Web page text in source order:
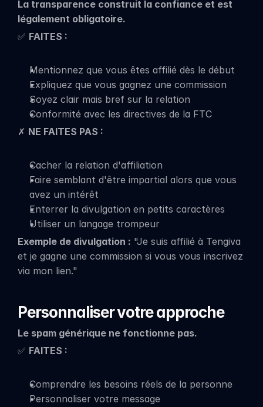
La transparence construit la confiance et est
légalement obligatoire.
✅ FAITES :
Mentionnez que vous êtes affilié dès le début
Expliquez que vous gagnez une commission
Soyez clair mais bref sur la relation
Conformité avec les directives de la FTC
✗ NE FAITES PAS :
Cacher la relation d'affiliation
Faire semblant d'être impartial alors que vous
avez un intérêt
Enterrer la divulgation en petits caractères
Utiliser un langage trompeur
Exemple de divulgation : "Je suis affilié à Tengiva
et je gagne une commission si vous vous inscrivez
via mon lien."
Personnaliser votre approche
Le spam générique ne fonctionne pas.
✅ FAITES :
Comprendre les besoins réels de la personne
Personnaliser votre message